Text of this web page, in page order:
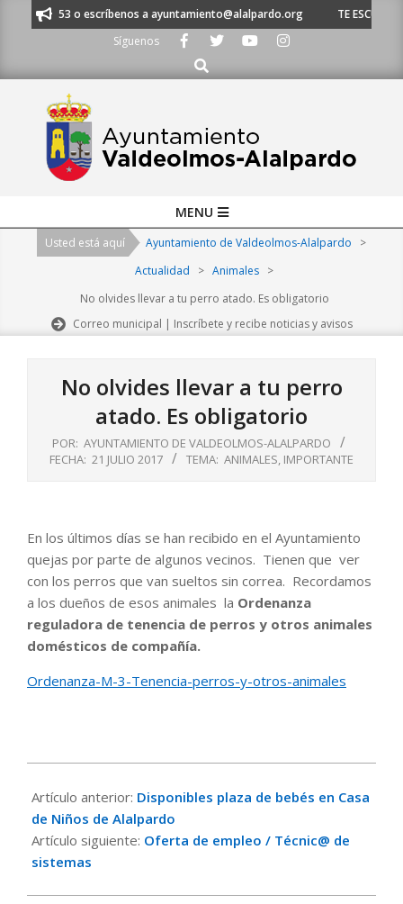
91 620 21 53 o escríbenos a ayuntamiento@alalpardo.org
TE
Síguenos
Buscar
Navigation
MENU
Usted está aquí Ayuntamiento de Valdeolmos-Alalpardo
>
Actualidad
> Animales >
No olvides llevar a tu perro atado. Es obligatorio
Correo municipal | Inscríbete y recibe noticias y avisos
No olvides llevar a tu perro
atado. Es obligatorio
POR: AYUNTAMIENTO DE VALDEOLMOS-ALALPARDO
FECHA: 21 JULIO 2017 TEMA: ANIMALES, IMPORTANTE
En los últimos días se han recibido en el Ayuntamiento
quejas por parte de algunos vecinos. Tienen que ver
con los perros que van sueltos sin correa. Recordamos
a los dueños de esos animales la Ordenanza
reguladora de tenencia de perros y otros animales
domésticos de compañía.
Ordenanza-M-3-Tenencia-perros-y-otros-animales
07-
21
Artículo anterior: Disponibles plaza de bebés en Casa
de Niños de Alalpardo
Artículo siguiente: Oferta de empleo / Técnic@ de
sistemas